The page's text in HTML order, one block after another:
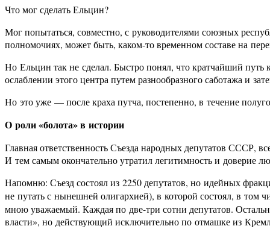
Что мог сделать Ельцин?
Мог попытаться, совместно, с руководителями союзных
полномочиях, может быть, каком-то временном составе на
Но Ельцин так не сделал. Быстро понял, что кратчайший
ослаблении этого центра путем разнообразного саботажа и
Но это уже — после краха путча, постепенно, в течение
О роли «болота» в истории
Главная ответственность Съезда народных депутатов СССР,
И тем самым окончательно утратил легитимность и доверие
Напомню: Съезд состоял из 2250 депутатов, но идейных
не путать с нынешней олигархией), в которой состоял, в том
мною уважаемый. Каждая по две-три сотни депутатов.
власти», но действующий исключительно по отмашке из